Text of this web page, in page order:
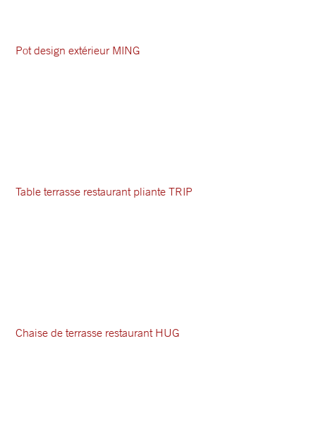
Pot design extérieur MING
Table terrasse restaurant pliante TRIP
Chaise de terrasse restaurant HUG